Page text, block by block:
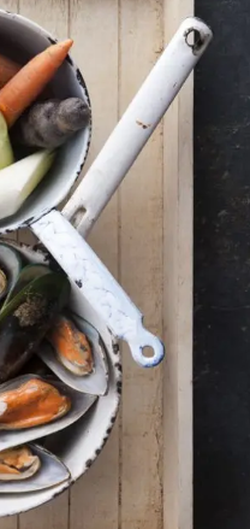
Maräne
Salat
Seelachs
Stör
Zander